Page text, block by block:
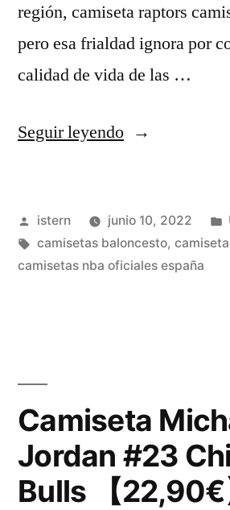
región, camiseta raptors
pero esa frialdad ignora por
calidad de vida de las …
Seguir leyendo«VER
NBA
En
Publicado
por
istern junio 10, 2022
Etiquetas:
camisetas baloncesto,
camisetas nba oficiales españa
Camiseta
Jordan #23
Bulls 【22,90€